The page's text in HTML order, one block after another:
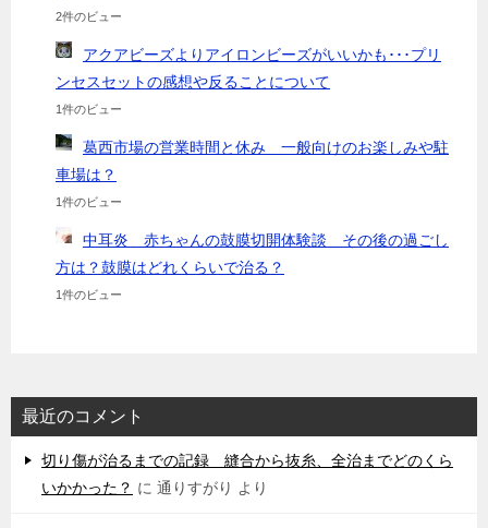
2件のビュー
アクアビーズよりアイロンビーズがいいかも･･･プリ
ンセスセットの感想や反ることについて
1件のビュー
葛西市場の営業時間と休み 一般向けのお楽しみや駐
車場は？
1件のビュー
中耳炎 赤ちゃんの鼓膜切開体験談 その後の過ごし
方は？鼓膜はどれくらいで治る？
1件のビュー
最近のコメント
切り傷が治るまでの記録 縫合から抜糸、全治までどのくら
いかかった？ に 通りすがり より